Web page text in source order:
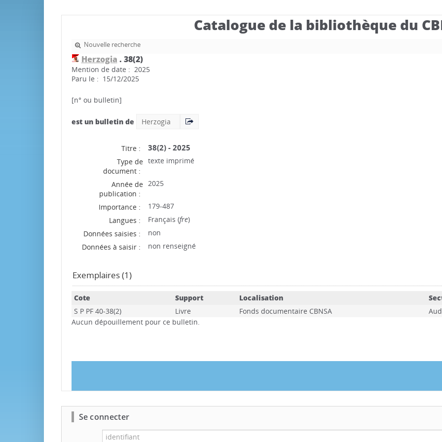
Catalogue de la bibliothèque du
Nouvelle recherche
Herzogia . 38(2)
Mention de date : 2025
Paru le : 15/12/2025
[n° ou bulletin]
est un bulletin de Herzogia
Titre : 38(2) - 2025
Type de
document :
texte imprimé
Année de
publication :
2025
Importance :
179-487
Langues :
Français (fre)
Données saisies :
non
Données à saisir :
non renseigné
Exemplaires (1)
Cote Support Localisation
S P PF 40-38(2)
Livre Fonds documentaire CBNSA
Aucun dépouillement pour ce bulletin.
Se connecter